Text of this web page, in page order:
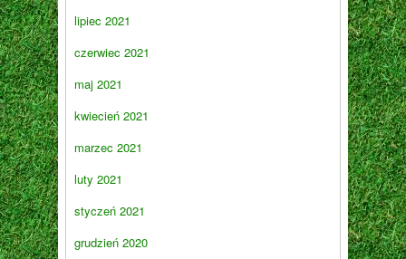
lipiec 2021
czerwiec 2021
maj 2021
kwiecień 2021
marzec 2021
luty 2021
styczeń 2021
grudzień 2020